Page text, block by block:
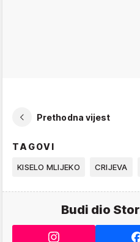
Prethodna vijest
TAGOVI
KISELO MLIJEKO CRIJEVA
Budi dio